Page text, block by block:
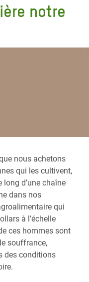
notre
nous achetons
qui les cultivent,
d’une chaîne
dans nos
qui
à l’échelle
ces hommes sont
souffrance,
des conditions